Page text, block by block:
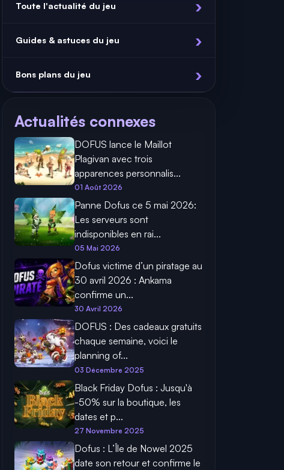
Toute l'actualité du jeu
Guides & astuces du jeu
Bons plans du jeu
Actualités connexes
DOFUS lance le Maillot
Plagivan avec trois
apparences personnalis...
01 Août 2026
Panne Dofus ce 5 mai 2026:
Les serveurs sont
indisponibles en rai...
05 Mai 2026
Dofus victime d’un piratage au
30 avril 2026 : Ankama
confirme un...
30 Avril 2026
DOFUS : Des cadeaux gratuits
chaque semaine, voici le
planning of...
03 Décembre 2025
Black Friday Dofus : Jusqu'à
-50% sur la boutique, les
dates et p...
27 Novembre 2025
Dofus : L’Île de Nowel 2025
date son retour et confirme le